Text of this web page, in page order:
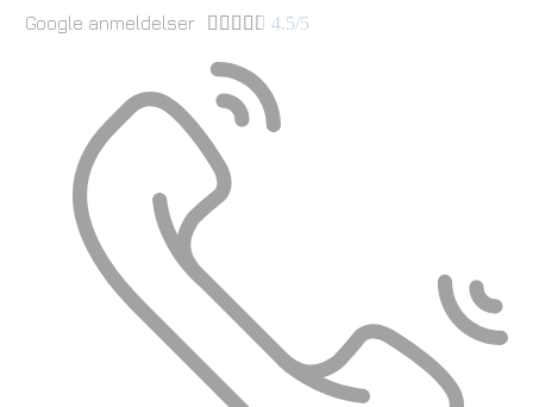
Google anmeldelser      4.5/5